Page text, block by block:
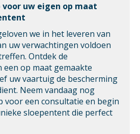
uw eigen op maat
we in het leveren van
uw verwachtingen voldoen
Ontdek de
een op maat gemaakte
uw vaartuig de bescherming
Neem vandaag nog
voor een consultatie en begin
sloepentent die perfect